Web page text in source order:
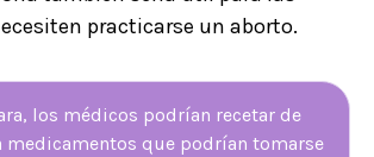
practicarse un aborto.
los médicos podrían recetar de
medicamentos que podrían tomarse